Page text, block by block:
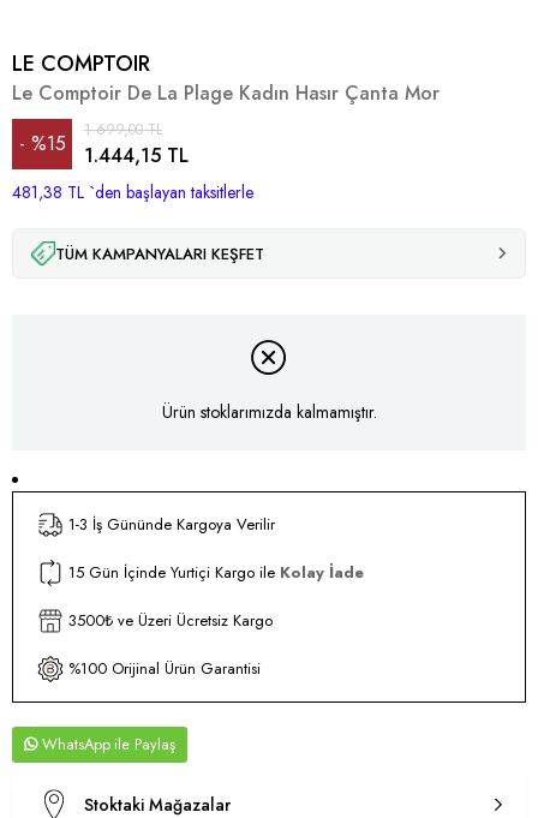
LE COMPTOIR
Le Comptoir De La Plage Kadın Hasır Çanta Mor
%15
İndirim
1.699,00 TL
1.444,15 TL
481,38 TL `den başlayan taksitlerle
TÜM KAMPANYALARI KEŞFET
Ürün stoklarımızda kalmamıştır.
1-3 İş Gününde Kargoya Verilir
15 Gün İçinde Yurtiçi Kargo ile Kolay İade
3500₺ ve Üzeri Ücretsiz Kargo
%100 Orijinal Ürün Garantisi
WhatsApp
Stoktaki Mağazalar